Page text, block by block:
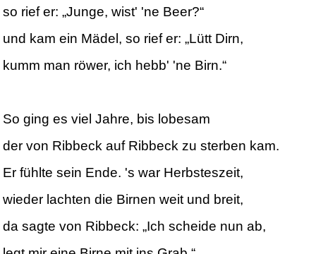
so rief er: „Junge, wist' 'ne Beer?“
und kam ein Mädel, so rief er: „Lütt Dirn,
kumm man röwer, ich hebb' 'ne Birn.“
So ging es viel Jahre, bis lobesam
der von Ribbeck auf Ribbeck zu sterben kam.
Er fühlte sein Ende. 's war Herbsteszeit,
wieder lachten die Birnen weit und breit,
da sagte von Ribbeck: „Ich scheide nun ab,